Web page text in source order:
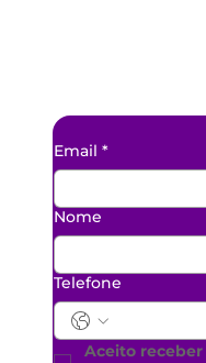
Email *
Nome
Telefone
Aceito receber